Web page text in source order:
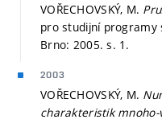
VOŘECHOVSKÝ, M.
pro studijní programy
Brno: 2005.s. 1.
2003
VOŘECHOVSKÝ, M.
charakteristik